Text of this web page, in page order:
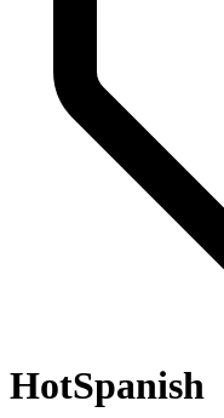
HotSpanish